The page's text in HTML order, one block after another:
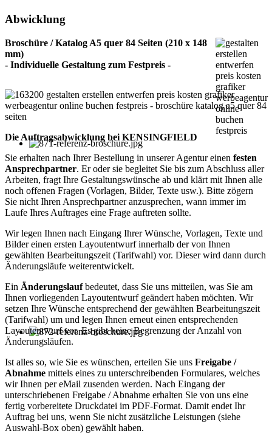
Abwicklung
Broschüre / Katalog A5 quer 84 Seiten (210 x 148
mm)
- Individuelle Gestaltung zum Festpreis -
Die Auftragsabwicklung bei KENSINGFIELD
Sie erhalten nach Ihrer Bestellung in unserer Agentur einen festen
Ansprechpartner. Er oder sie begleitet Sie bis zum Abschluss aller
Arbeiten, fragt Ihre Gestaltungswünsche ab und klärt mit Ihnen alle
noch offenen Fragen (Vorlagen, Bilder, Texte usw.). Bitte zögern
Sie nicht Ihren Ansprechpartner anzusprechen, wann immer im
Laufe Ihres Auftrages eine Frage auftreten sollte.
Wir legen Ihnen nach Eingang Ihrer Wünsche, Vorlagen, Texte und
Bilder einen ersten Layoutentwurf innerhalb der von Ihnen
gewählten Bearbeitungszeit (Tarifwahl) vor. Dieser wird dann durch
Änderungsläufe weiterentwickelt.
Ein Änderungslaufbedeutet, dass Sie uns mitteilen, was Sie am
Ihnen vorliegenden Layoutentwurf geändert haben möchten. Wir
setzen Ihre Wünsche entsprechend der gewählten Bearbeitungszeit
(Tarifwahl) um und legen Ihnen erneut einen entsprechenden
Layoutentwurf vor. Es gibt keine Begrenzung der Anzahl von
Änderungsläufen.
Ist alles so, wie Sie es wünschen, erteilen Sie uns Freigabe /
Abnahme mittels eines zu unterschreibenden Formulares, welches
wir Ihnen per eMail zusenden werden. Nach Eingang der
unterschriebenen Freigabe / Abnahme erhalten Sie von uns eine
fertig vorbereitete Druckdatei im PDF-Format. Damit endet Ihr
Auftrag bei uns, wenn Sie nicht zusätzliche Leistungen (siehe
Auswahl-Box oben) gewählt haben.